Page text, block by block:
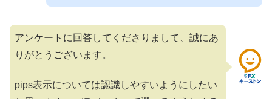
アンケートに回答してくださりまして、誠にあ
りがとうございます。
pips表示については認識しやすいようにしたい